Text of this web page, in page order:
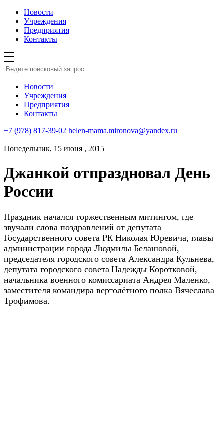
Новости
Учреждения
Предприятия
Контакты
Новости
Учреждения
Предприятия
Контакты
+7 (978) 817-39-02 helen-mama.mironova@yandex.ru
Понедельник, 15 июня , 2015
Джанкой отпраздновал День
России
Праздник начался торжественным митингом, где
звучали слова поздравлений от депутата
Государственного совета РК Николая Юревича, главы
администрации города Людмилы Белашовой,
председателя городского совета Александра Кульнева,
депутата городского совета Надежды Коротковой,
начальника военного комиссариата Андрея Маленко,
заместителя командира вертолётного полка Вячеслава
Трофимова.